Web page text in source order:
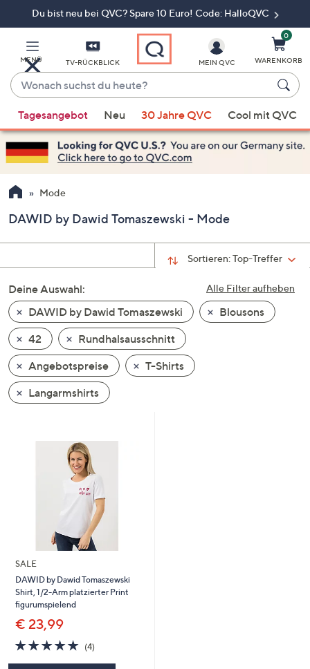
Du bist neu bei QVC? Spare 10 Euro! Code: HalloQVC
MENÜ TV-RÜCKBLICK
Wonach
suchst
du
heute?
Vorschläge
verfügbar
sind,
verwenden
Sie
Pfeiltasten
nach
und
nach
unten
oder
wischen
Sie
auf
Touch-
Geräten
MEIN QVC
0
WARENKORB
Tagesangebot Neu 30 Jahre QVC Cool mit QVC
Mode
DAWID by Dawid Tomaszewski - Mode
Sortieren:Top-Treffer
Alle Filter aufheben
Deine Auswahl:
DAWID by Dawid Tomaszewski
Blousons
42
Rundhalsausschnitt
Angebotspreise
T-Shirts
Langarmshirts
SALE
DAWID by Dawid Tomaszewski
Shirt, 1/2-Arm platzierter Print
figurumspielend
€ 23,99
5.0
von
(4)4